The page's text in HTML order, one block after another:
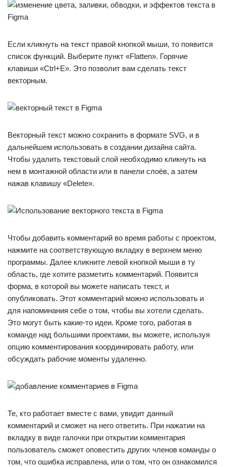
Если кликнуть на текст правой кнопкой мыши, то появится
список функций. Выберите пункт «Flatten». Горячие
клавиши «Ctrl+E». Это позволит вам сделать текст
векторным.
Векторный текст можно сохранить в формате SVG, и в
дальнейшем использовать в создании дизайна сайта.
Чтобы удалить текстовый слой необходимо кликнуть на
нем в монтажной области или в панели слоёв, а затем
нажав клавишу «Delete».
Чтобы добавить комментарий во время работы с проектом,
нажмите на соответствующую вкладку в верхнем меню
программы. Далее кликните левой кнопкой мыши в ту
область, где хотите разметить комментарий. Появится
форма, в которой вы можете написать текст, и
опубликовать. Этот комментарий можно использовать и
для напоминания себе о том, чтобы вы хотели сделать.
Это могут быть какие-то идеи. Кроме того, работая в
команде над большими проектами, вы можете, используя
опцию комментирования координировать работу, или
обсуждать рабочие моменты удаленно.
Те, кто работает вместе с вами, увидит данный
комментарий и сможет на него ответить. При нажатии на
вкладку в виде галочки при открытии комментария
пользователь сможет оповестить других членов команды о
том, что ошибка исправлена, или о том, что он ознакомился